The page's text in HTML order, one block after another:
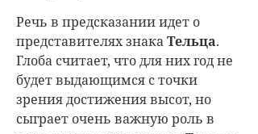
Речь в предсказании идет о
представителях знакаТельца.
Глоба считает, что для них год не
будет выдающимся с точки
зрения достижения высот, но
сыграет очень важную роль в